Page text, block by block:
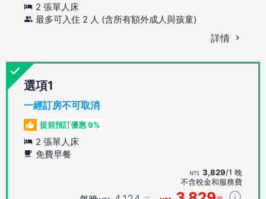
2 張單人床
最多可入住 2 人 (含所有額外成人與孩童)
詳情
選項
一經訂房不可取消
提前預訂優惠 9%
2 張單人床
免費早餐
3,829/1 晚
不含稅金和服務費